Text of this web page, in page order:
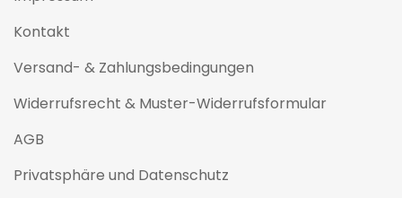
Kontakt
Versand- & Zahlungsbedingungen
Widerrufsrecht & Muster-Widerrufsformular
AGB
Privatsphäre und Datenschutz